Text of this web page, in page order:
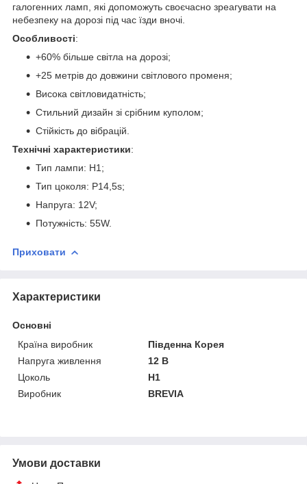
галогенних ламп, які допоможуть своєчасно зреагувати на
небезпеку на дорозі під час їзди вночі.
Особливості:
+60% більше світла на дорозі;
+25 метрів до довжини світлового променя;
Висока світловидатність;
Стильний дизайн зі срібним куполом;
Стійкість до вібрацій.
Технічні характеристики:
Тип лампи: H1;
Тип цоколя: P14,5s;
Напруга: 12V;
Потужність: 55W.
Приховати
Характеристики
Основні
Країна виробник
Південна Корея
Напруга живлення
12 В
Цоколь
H1
Виробник
BREVIA
Умови доставки